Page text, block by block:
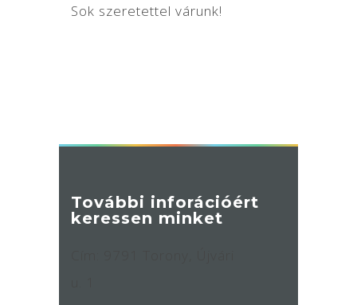
Sok szeretettel várunk!
További inforációért
keressen minket